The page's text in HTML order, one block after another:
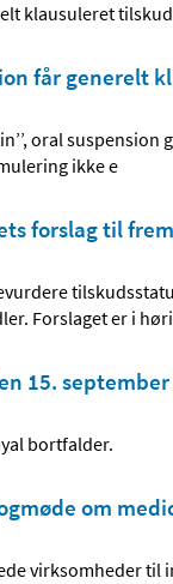
klausuleret
får generelt
oral
ikke e
forslag til
Forslaget er i
15. september
bortfalder.
om
virksomheder